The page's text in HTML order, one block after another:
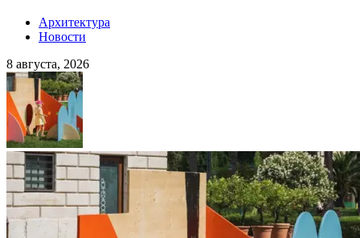
Архитектура
Новости
8 августа, 2026